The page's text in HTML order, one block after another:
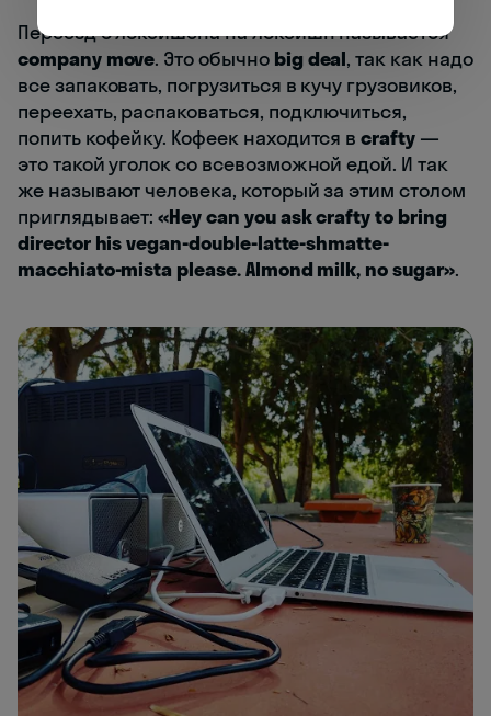
Переезд с локейшена на локейшн называется
company move. Это обычно big deal, так как надо
все запаковать, погрузиться в кучу грузовиков,
переехать, распаковаться, подключиться,
попить кофейку. Кофеек находится вcrafty—
это такой уголок со всевозможной едой. И так
же называют человека, который за этим столом
приглядывает:«Hey can you ask crafty to bring
director his vegan-double-latte-shmatte-
macchiato-mista please. Almond milk, no sugar».